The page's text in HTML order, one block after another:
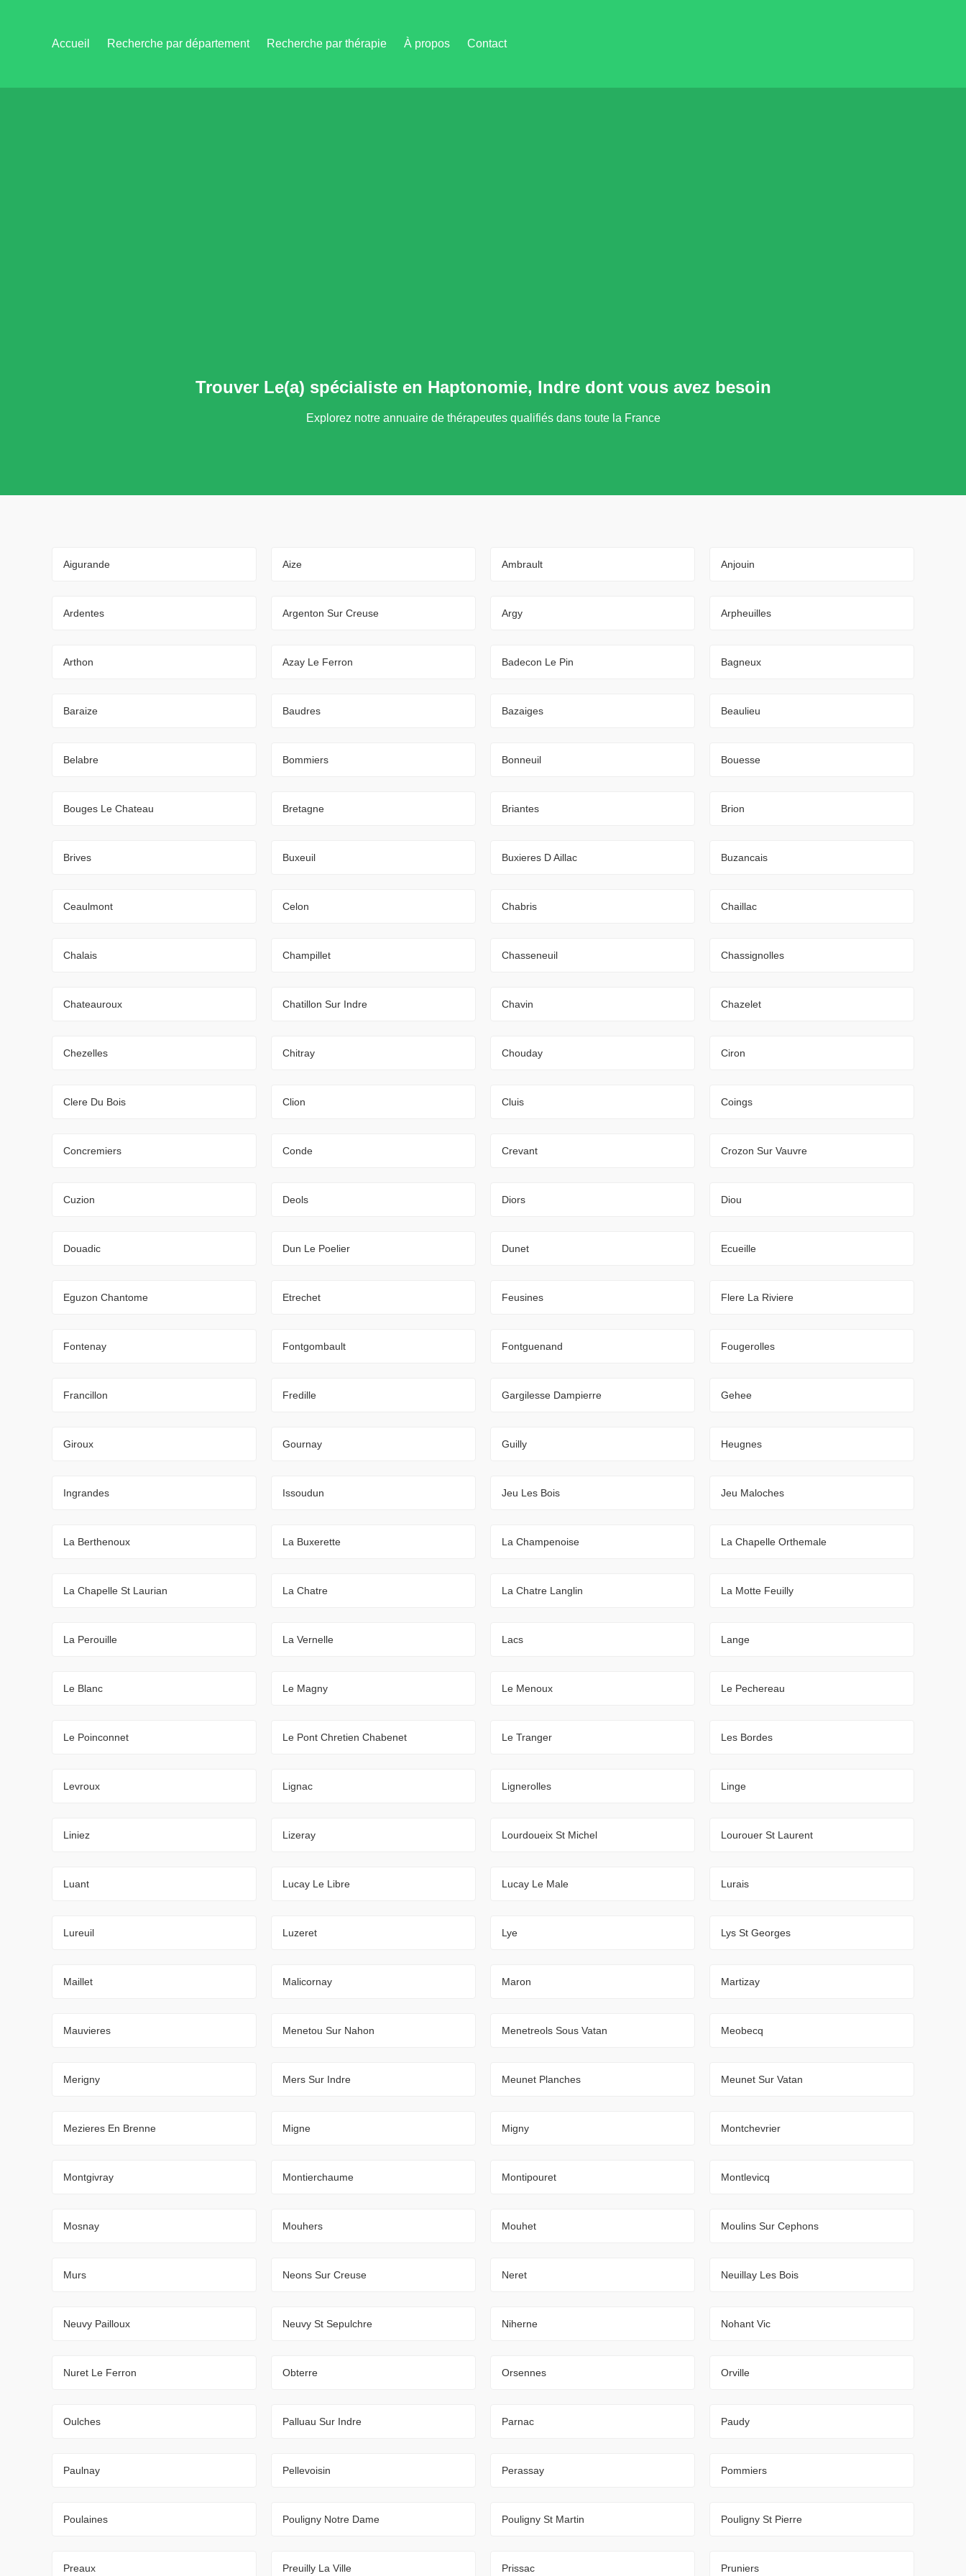
Accueil Recherche par département Recherche par thérapie À propos Contact
Trouver Le(a) spécialiste en Haptonomie, Indre dont vous avez besoin
Explorez notre annuaire de thérapeutes qualifiés dans toute la France
Aigurande Aize Ambrault Anjouin
Ardentes Argenton Sur Creuse Argy Arpheuilles
Arthon Azay Le Ferron Badecon Le Pin Bagneux
Baraize Baudres Bazaiges Beaulieu
Belabre Bommiers Bonneuil Bouesse
Bouges Le Chateau Bretagne Briantes Brion
Brives Buxeuil Buxieres D Aillac Buzancais
Ceaulmont Celon Chabris Chaillac
Chalais Champillet Chasseneuil Chassignolles
Chateauroux Chatillon Sur Indre Chavin Chazelet
Chezelles Chitray Chouday Ciron
Clere Du Bois Clion Cluis Coings
Concremiers Conde Crevant Crozon Sur Vauvre
Cuzion Deols Diors Diou
Douadic Dun Le Poelier Dunet Ecueille
Eguzon Chantome Etrechet Feusines Flere La Riviere
Fontenay Fontgombault Fontguenand Fougerolles
Francillon Fredille Gargilesse Dampierre Gehee
Giroux Gournay Guilly Heugnes
Ingrandes Issoudun Jeu Les Bois Jeu Maloches
La Berthenoux La Buxerette La Champenoise La Chapelle Orthemale
La Chapelle St Laurian La Chatre La Chatre Langlin La Motte Feuilly
La Perouille La Vernelle Lacs Lange
Le Blanc Le Magny Le Menoux Le Pechereau
Le Poinconnet Le Pont Chretien Chabenet Le Tranger Les Bordes
Levroux Lignac Lignerolles Linge
Liniez Lizeray Lourdoueix St Michel Lourouer St Laurent
Luant Lucay Le Libre Lucay Le Male Lurais
Lureuil Luzeret Lye Lys St Georges
Maillet Malicornay Maron Martizay
Mauvieres Menetou Sur Nahon Menetreols Sous Vatan Meobecq
Merigny Mers Sur Indre Meunet Planches Meunet Sur Vatan
Mezieres En Brenne Migne Migny Montchevrier
Montgivray Montierchaume Montipouret Montlevicq
Mosnay Mouhers Mouhet Moulins Sur Cephons
Murs Neons Sur Creuse Neret Neuillay Les Bois
Neuvy Pailloux Neuvy St Sepulchre Niherne Nohant Vic
Nuret Le Ferron Obterre Orsennes Orville
Oulches Palluau Sur Indre Parnac Paudy
Paulnay Pellevoisin Perassay Pommiers
Poulaines Pouligny Notre Dame Pouligny St Martin Pouligny St Pierre
Preaux Preuilly La Ville Prissac Pruniers